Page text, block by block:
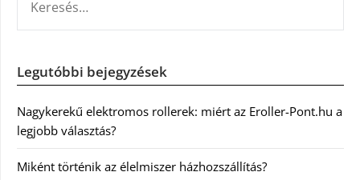
Legutóbbi bejegyzések
Nagykerekű elektromos rollerek: miért az Eroller-Pont.hu a
legjobb választás?
Miként történik az élelmiszer házhozszállítás?